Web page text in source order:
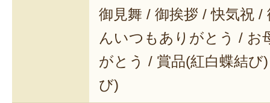
御見舞 / 御挨拶 / 快気祝 /
んいつもありがとう / お
がとう / 賞品(紅白蝶結び
び)